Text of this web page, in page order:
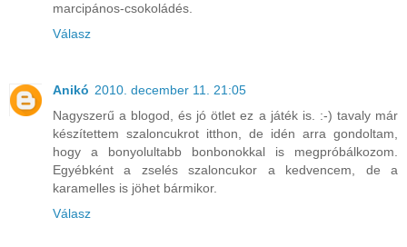
marcipános-csokoládés.
Válasz
Anikó 2010. december 11. 21:05
Nagyszerű a blogod, és jó ötlet ez a játék is. :-) tavaly már
készítettem szaloncukrot itthon, de idén arra gondoltam,
hogy a bonyolultabb bonbonokkal is megpróbálkozom.
Egyébként a zselés szaloncukor a kedvencem, de a
karamelles is jöhet bármikor.
Válasz